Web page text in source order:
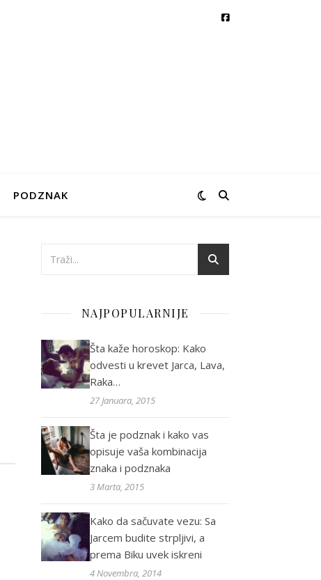
PODZNAK
NAJPOPULARNIJE
Šta kaže horoskop: Kako
odvesti u krevet Jarca, Lava,
Raka…
27 Januara, 2015
Šta je podznak i kako vas
opisuje vaša kombinacija
znaka i podznaka
3 Marta, 2015
Kako da sačuvate vezu: Sa
Jarcem budite strpljivi, a
prema Biku uvek iskreni
4 Novembra, 2014